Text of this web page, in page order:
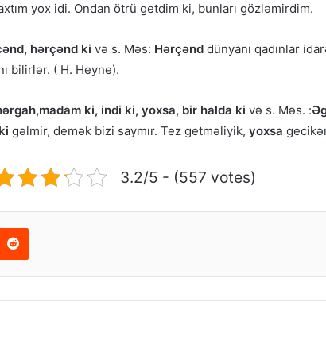
yox idi. Ondan ötrü getdim ki, bunları gözləmirdim.
hərçənd ki və s. Məs: Hərçənd dünyanı qadınlar
bilirlər. ( H. Heyne).
ki, indi ki, yoxsa, bir halda ki və s. Məs. :
gəlmir, demək bizi saymır. Tez getməliyik, yoxsa
3.2/5 - (557 votes)
Reddit
Ana dilimiz